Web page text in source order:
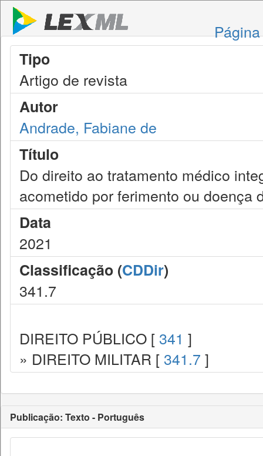
Tipo
Artigo de revista
Autor
Andrade, Fabiane de
Título
Do direito ao tratamento médico
acometido por ferimento ou doença
Data
2021
Classificação (CDDir)
341.7
DIREITO PÚBLICO [ 341 ]
» DIREITO MILITAR [ 341.7 ]
Publicação: Texto - Português